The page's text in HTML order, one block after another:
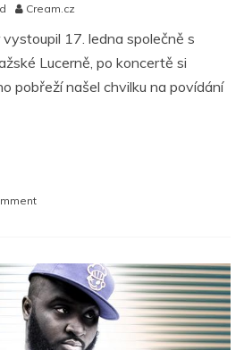
Cream.cz
17. ledna společně s
Lucerně, po koncertě si
pobřeží našel chvilku na povídání
on
je
bejt
upřímnej
k
sobě